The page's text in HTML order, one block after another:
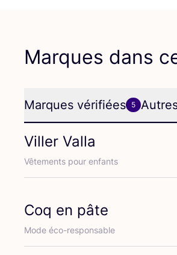
Marques dans
Marques vérifiées 5
Viller Valla
Vête­ments pour enfants
Coq en pâte
Mode éco-res­pon­sable